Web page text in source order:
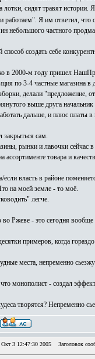
лотки, сидят травят
работаем". Я им ответил, что
небольшого частного
способ создать себе
в 2000-м году пришел
по 3-4 частные магазина в
делали "предложение,
выше друга начальник
дальше, и плюс платы
закрыться сам.
рынки и лавочки сейчас
ассортименте товара и
если власть в районе
на моей земле - то моё.
легче.
во Ржеве - это сегодня вообще
примеров, когда
места, непременно
монополист - создал
творятся? Непременно
3 12:47:30 2005 Заголовок